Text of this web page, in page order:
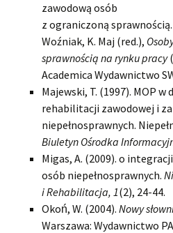
zawodową osób
z ograniczoną sprawnością.
Woźniak, K. Maj (red.),
sprawnością na rynku pracy
Academica Wydawnictwo
Majewski, T. (1997). MOP w
rehabilitacji zawodowej i
niepełnosprawnych.
Biuletyn Ośrodka
Migas, A. (2009). o
osób niepełnosprawnych.
i Rehabilitacja, 1(2), 24-44.
Okoń, W. (2004). Nowy
Warszawa: Wydawnictwo